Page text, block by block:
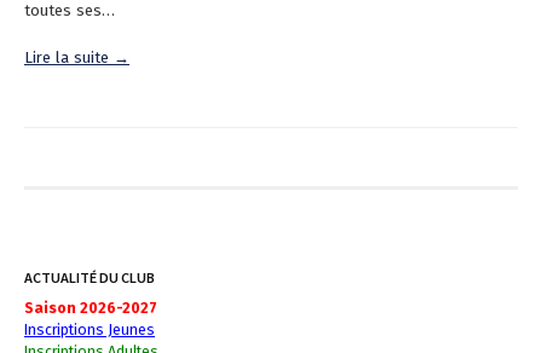
toutes ses…
Lire la suite →
ACTUALITÉ DU CLUB
Saison 2026-2027
Inscriptions Jeunes